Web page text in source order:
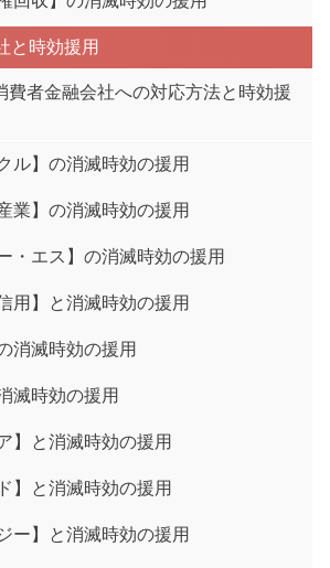
と時効援用
費者金融会社への対応方法と時効援
ル】の消滅時効の援用
業】の消滅時効の援用
・エス】の消滅時効の援用
用】と消滅時効の援用
消滅時効の援用
滅時効の援用
】と消滅時効の援用
】と消滅時効の援用
ー】と消滅時効の援用